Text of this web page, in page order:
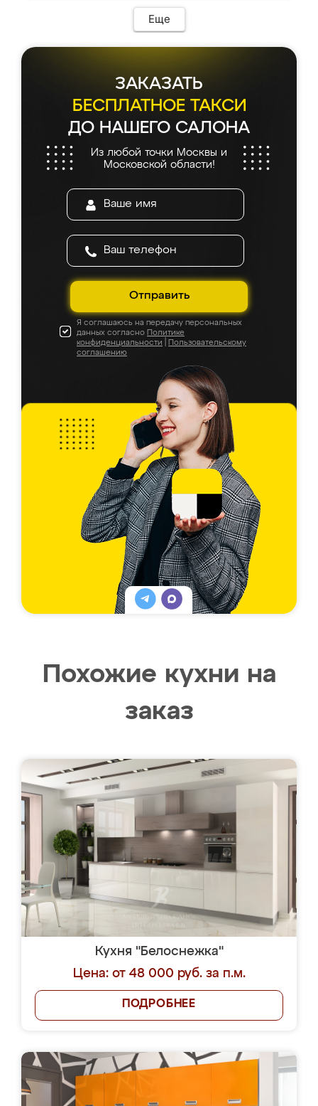
Еще
ЗАКАЗАТЬ
БЕСПЛАТНОЕ ТАКСИ
ДО НАШЕГО САЛОНА
Из любой точки Москвы и
Московской области!
Отправить
Я соглашаюсь на передачу персональных
данных согласно Политике
конфиденциальности
Пользовательскому
соглашению
Похожие кухни на
заказ
Кухня "Белоснежка"
Цена: от 48 000 руб. за п.м.
ПОДРОБНЕЕ